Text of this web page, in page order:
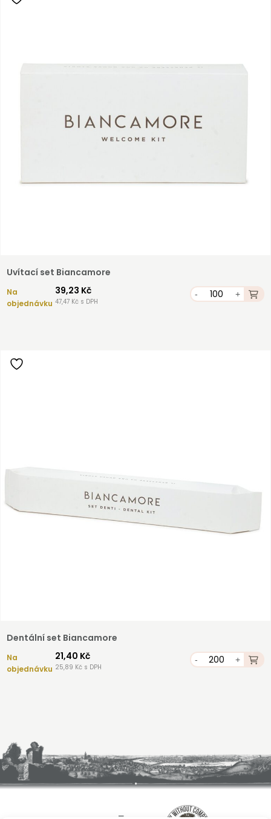
Uvítací set Biancamore
Na
objednávku
39,23 Kč
47,47 Kč s DPH
- +
Dentální set Biancamore
Na
objednávku
21,40 Kč
25,89 Kč s DPH
- +